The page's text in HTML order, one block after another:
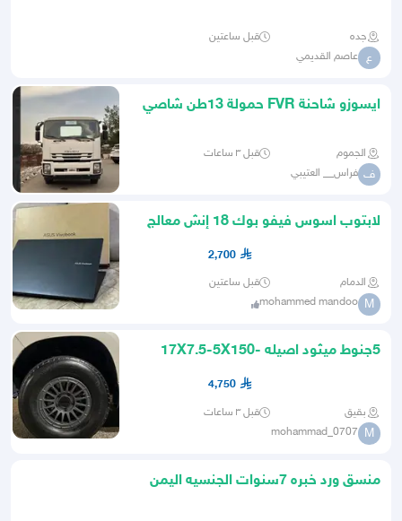
جده قبل ساعتين
ع عاصم القديمي
ايسوزو شاحنة FVR حمولة 13طن شاصي
الجموم قبل ٣ ساعات
ف فراس__ العتيبي
لابتوب اسوس فيفو بوك 18 إنش معالج
2,700
الدمام قبل ساعتين
M
mohammed mandoo
5جنوط ميثود اصيله 17X7.5-5X150-
4,750
بقيق قبل ٣ ساعات
M
mohammad_0707
منسق ورد خبره 7سنوات الجنسيه اليمن